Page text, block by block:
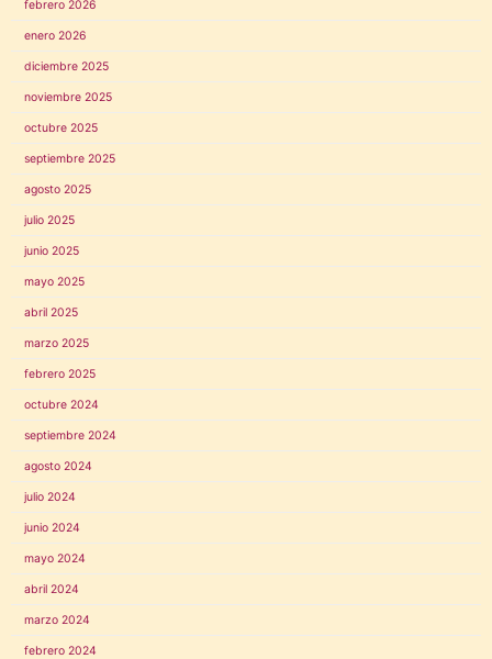
febrero 2026
enero 2026
diciembre 2025
noviembre 2025
octubre 2025
septiembre 2025
agosto 2025
julio 2025
junio 2025
mayo 2025
abril 2025
marzo 2025
febrero 2025
octubre 2024
septiembre 2024
agosto 2024
julio 2024
junio 2024
mayo 2024
abril 2024
marzo 2024
febrero 2024